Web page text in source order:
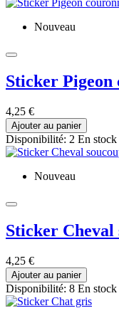
Nouveau
Sticker Pigeon
4,25 €
Ajouter au panier
Disponibilité: 2 En stock
Nouveau
Sticker Cheval
4,25 €
Ajouter au panier
Disponibilité: 8 En stock